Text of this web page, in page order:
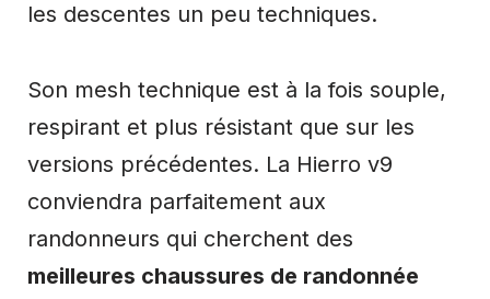
les descentes un peu techniques.
Son mesh technique est à la fois souple,
respirant et plus résistant que sur les
versions précédentes. La Hierro v9
conviendra parfaitement aux
randonneurs qui cherchent des
meilleures chaussures de randonnée